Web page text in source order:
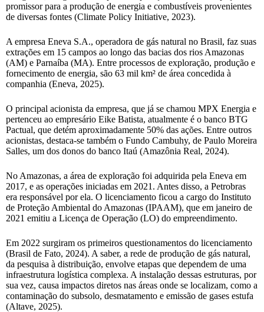
promissor para a produção de energia e combustíveis provenientes
de diversas fontes (Climate Policy Initiative, 2023).
A empresa Eneva S.A., operadora de gás natural no Brasil, faz suas
extrações em 15 campos ao longo das bacias dos rios Amazonas
(AM) e Parnaíba (MA). Entre processos de exploração, produção e
fornecimento de energia, são 63 mil km² de área concedida à
companhia (Eneva, 2025).
O principal acionista da empresa, que já se chamou MPX Energia e
pertenceu ao empresário Eike Batista, atualmente é o banco BTG
Pactual, que detém aproximadamente 50% das ações. Entre outros
acionistas, destaca-se também o Fundo Cambuhy, de Paulo Moreira
Salles, um dos donos do banco Itaú (Amazônia Real, 2024).
No Amazonas, a área de exploração foi adquirida pela Eneva em
2017, e as operações iniciadas em 2021. Antes disso, a Petrobras
era responsável por ela. O licenciamento ficou a cargo do Instituto
de Proteção Ambiental do Amazonas (IPAAM), que em janeiro de
2021 emitiu a Licença de Operação (LO) do empreendimento.
Em 2022 surgiram os primeiros questionamentos do licenciamento
(Brasil de Fato, 2024). A saber, a rede de produção de gás natural,
da pesquisa à distribuição, envolve etapas que dependem de uma
infraestrutura logística complexa. A instalação dessas estruturas, por
sua vez, causa impactos diretos nas áreas onde se localizam, como a
contaminação do subsolo, desmatamento e emissão de gases estufa
(Altave, 2025).